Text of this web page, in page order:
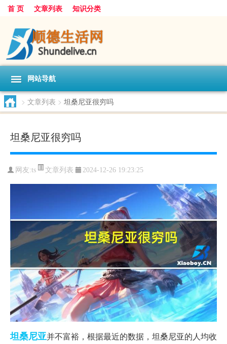
首 页 文章列表 知识分类
网站导航
> 文章列表 > 坦桑尼亚很穷吗
坦桑尼亚很穷吗
网友:ts 文章列表 2024-12-26 19:23:25
坦桑尼亚并不富裕，根据最近的数据，坦桑尼亚的人均收